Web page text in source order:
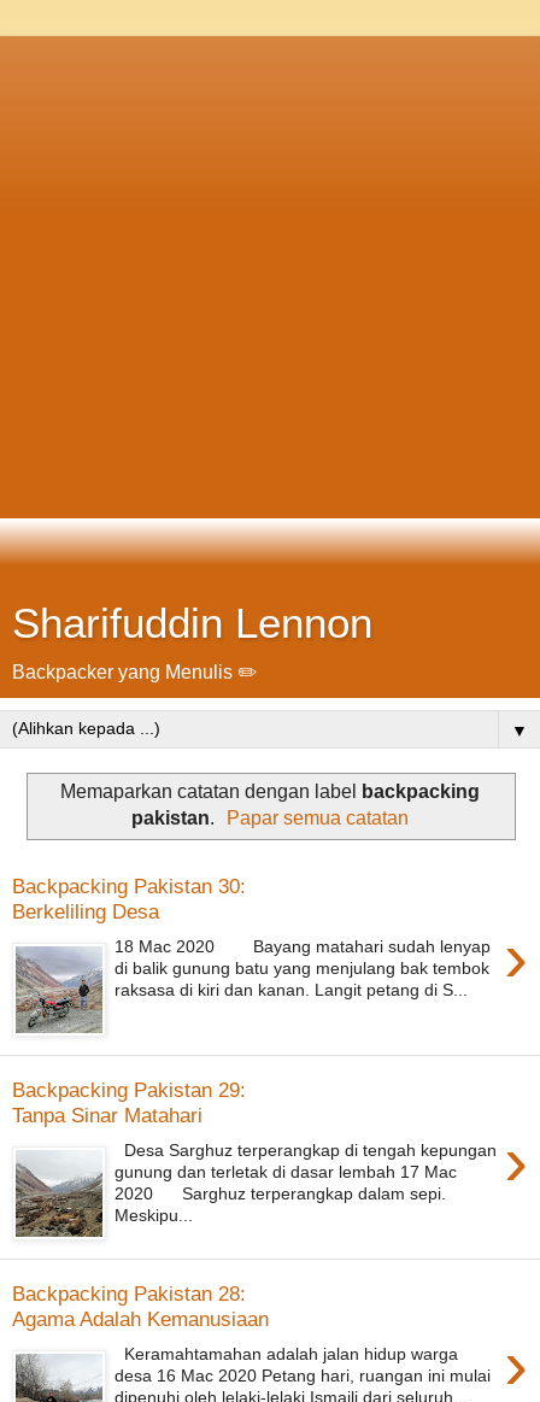
Sharifuddin Lennon
Backpacker yang Menulis ✏️
▼
Memaparkan catatan dengan label
backpacking
pakistan. Papar semua catatan
Backpacking Pakistan 30:
Berkeliling Desa
›
18 Mac 2020 Bayang matahari sudah lenyap
di balik gunung batu yang menjulang bak tembok
raksasa di kiri dan kanan. Langit petang di S...
Backpacking Pakistan 29:
Tanpa Sinar Matahari
›
Desa Sarghuz terperangkap di tengah kepungan
gunung dan terletak di dasar lembah 17 Mac
2020 Sarghuz terperangkap dalam sepi.
Meskipu...
Backpacking Pakistan 28:
Agama Adalah Kemanusiaan
›
Keramahtamahan adalah jalan hidup warga
desa 16 Mac 2020 Petang hari, ruangan ini mulai
dipenuhi oleh lelaki-lelaki Ismaili dari seluruh...